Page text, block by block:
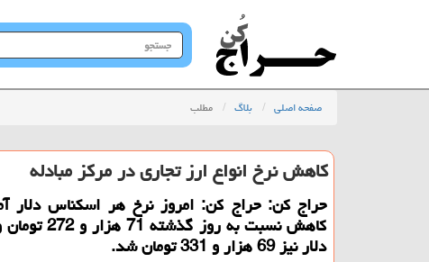
جستجو
در
صفحه اصلی بلاگ مطلب
کاهش نرخ انواع ارز تجاری در مرکز مبادله
حراج کن: حراج کن: امروز نرخ هر اسکناس دلار
کاهش نسبت به روز
دلار نیز 69 هزار و 331 تومان شد.